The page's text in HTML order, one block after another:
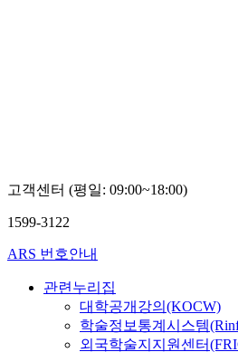
고객센터 (평일: 09:00~18:00)
1599-3122
ARS 번호안내
관련누리집
대학공개강의(KOCW)
학술정보통계시스템
외국학술지지원센터